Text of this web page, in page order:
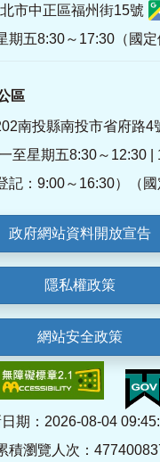
市中正區福州街15號
期五8:30～17:30（國定
區
南投縣南投市省府路4
至星期五8:30～12:30 |
記：9:00～16:30）（國
政府網站資料開放宣告
隱私權政策
網站安全政策
期：2026-08-04
積瀏覽人次：